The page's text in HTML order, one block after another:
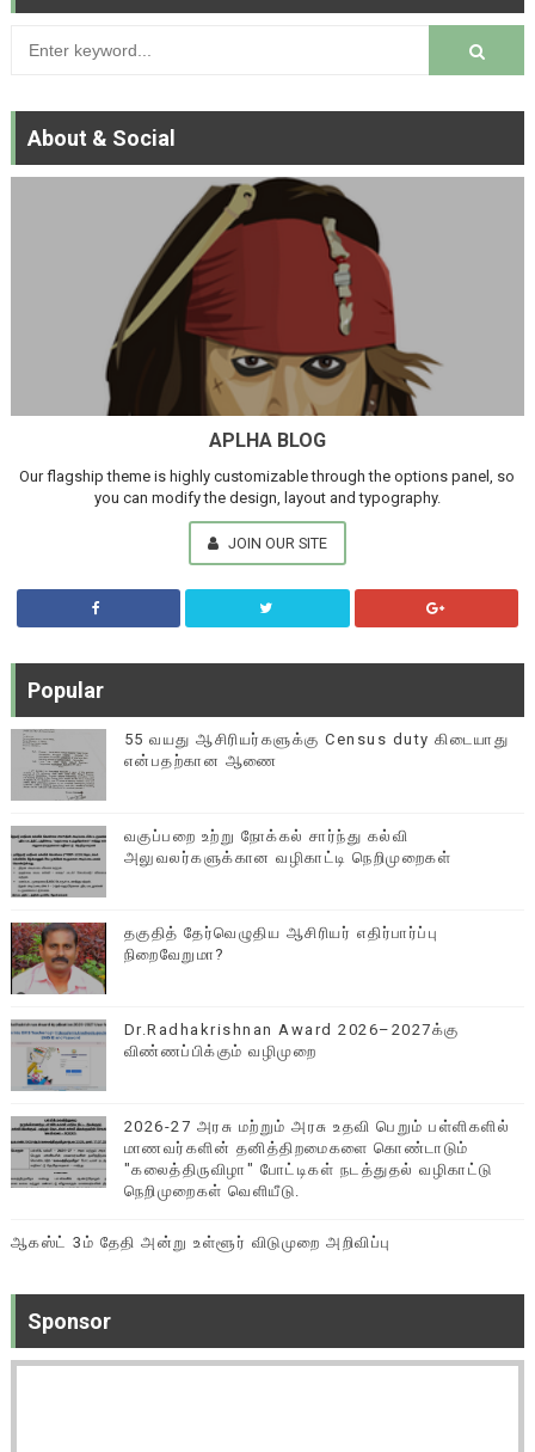
About & Social
APLHA BLOG
Our flagship theme is highly customizable through the options panel, so
you can modify the design, layout and typography.
JOIN OUR SITE
Popular
55 வயது ஆசிரியர்களுக்கு Census duty கிடையாது
என்பதற்கான ஆணை
வகுப்பறை உற்று நோக்கல் சார்ந்து கல்வி
அலுவலர்களுக்கான வழிகாட்டி நெறிமுறைகள்
தகுதித் தேர்வெழுதிய ஆசிரியர் எதிர்பார்ப்பு
நிறைவேறுமா?
Dr.Radhakrishnan Award 2026–2027க்கு
விண்ணப்பிக்கும் வழிமுறை
2026-27 அரசு மற்றும் அரசு உதவி பெறும் பள்ளிகளில்
மாணவர்களின் தனித்திறமைகளை கொண்டாடும்
"கலைத்திருவிழா" போட்டிகள் நடத்துதல் வழிகாட்டு
நெறிமுறைகள் வெளியீடு.
ஆகஸ்ட் 3ம் தேதி அன்று உள்ளூர் விடுமுறை அறிவிப்பு
Sponsor